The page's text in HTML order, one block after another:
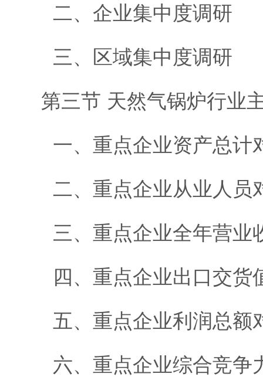
二、企业集中度调研
三、区域集中度调研
第三节 天然气锅炉行业
一、重点企业资产总计
二、重点企业从业人员
三、重点企业全年营业
四、重点企业出口交货
五、重点企业利润总额
六、重点企业综合竞争